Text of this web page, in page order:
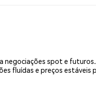
negociações spot e
fluídas e preços estáveis